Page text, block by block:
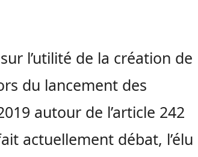
l’utilité de la création de
du lancement des
autour de l’article 242
actuellement débat, l’élu